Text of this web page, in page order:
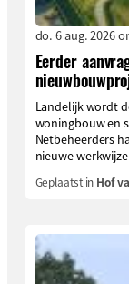
do. 6 aug. 2026
Eerder
Landelijk wordt
woningbouw en
Netbeheerders
nieuwe
Geplaatst in Hof